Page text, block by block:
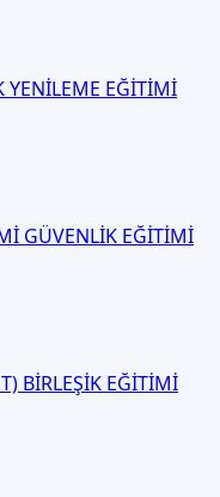
YENİLEME EĞİTİMİ
GÜVENLİK EĞİTİMİ
BİRLEŞİK EĞİTİMİ